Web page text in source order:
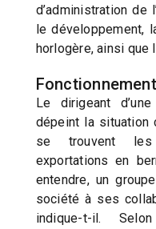
d’administration de
le développement,
horlogère, ainsi que
Le dirigeant
dépeint la situation
se trouvent les
exportations en
entendre, un
société à ses
indique-t-il.